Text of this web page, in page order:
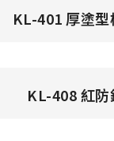
KL-401 厚塗
KL-408 紅防